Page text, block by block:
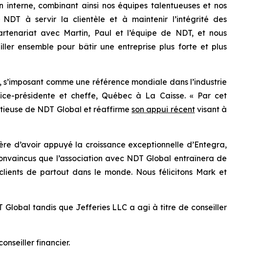
interne, combinant ainsi nos équipes talentueuses et nos
à servir la clientèle et à maintenir l’intégrité des
avec Martin, Paul et l’équipe de NDT, et nous
ensemble pour bâtir une entreprise plus forte et plus
comme une référence mondiale dans l’industrie
présidente et cheffe, Québec à La Caisse. « Par cet
de NDT Global et réaffirmeson appui récentvisant à
d’avoir appuyé la croissance exceptionnelle d’Entegra,
que l’association avec NDT Global entraînera de
de partout dans le monde. Nous félicitons Mark et
Global tandis que Jefferies LLC a agi à titre de conseiller
financier.